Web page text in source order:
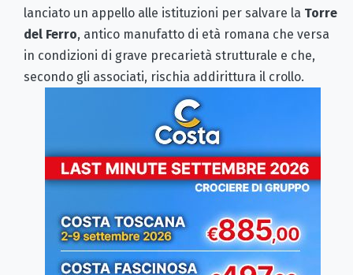
lanciato un appello alle istituzioni per salvare la Torre
del Ferro, antico manufatto di età romana che versa
in condizioni di grave precarietà strutturale e che,
secondo gli associati, rischia addirittura il crollo.